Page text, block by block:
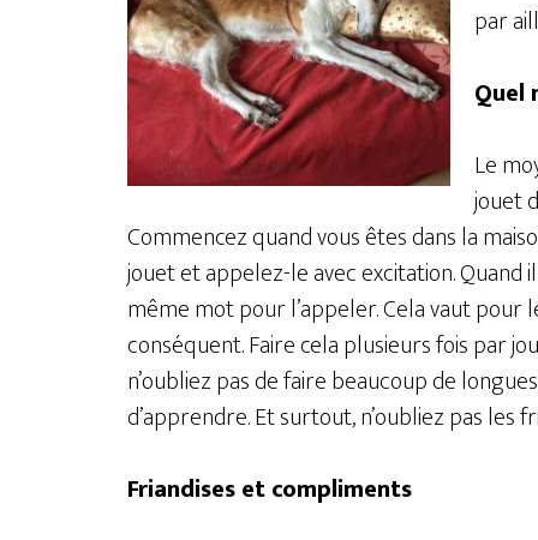
par
Quel
Le
jouet
Commencez quand vous êtes dans la
jouet et appelez-le avec excitation. Quand
même mot pour l’appeler. Cela vaut
conséquent. Faire cela plusieurs fois par
n’oubliez pas de faire beaucoup de
d’apprendre. Et surtout, n’oubliez pas les
Friandises et compliments